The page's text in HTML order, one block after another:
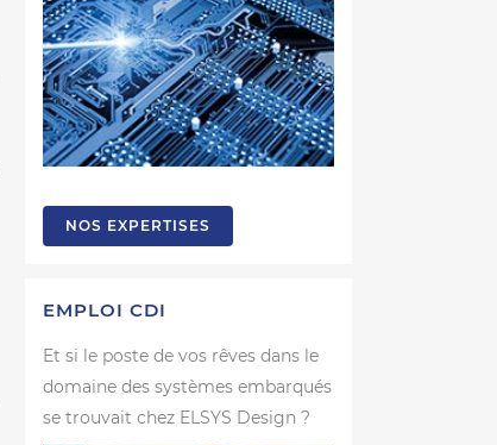
NOS EXPERTISES
EMPLOI CDI
Et si le poste de vos rêves dans le
domaine des systèmes embarqués
se trouvait chez ELSYS Design ?